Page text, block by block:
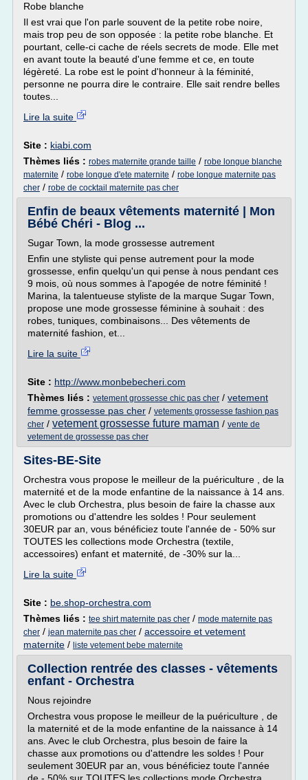
Robe blanche
Il est vrai que l'on parle souvent de la petite robe noire,
mais trop peu de son opposée : la petite robe blanche. Et
pourtant, celle-ci cache de réels secrets de mode. Elle met
en avant toute la beauté d'une femme et ce, en toute
légèreté. La robe est le point d'honneur à la féminité,
personne ne pourra dire le contraire. Elle sait rendre belles
toutes...
Lire la suite
Site : kiabi.com
Thèmes liés : robes maternite grande taille / robe longue blanche
maternite / robe longue d'ete maternite / robe longue maternite pas
cher / robe de cocktail maternite pas cher
Enfin de beaux vêtements maternité | Mon
Bébé Chéri - Blog ...
Sugar Town, la mode grossesse autrement
Enfin une styliste qui pense autrement pour la mode
grossesse, enfin quelqu'un qui pense à nous pendant ces
9 mois, où nous sommes à l'apogée de notre féminité !
Marina, la talentueuse styliste de la marque Sugar Town,
propose une mode grossesse féminine à souhait : des
robes, tuniques, combinaisons... Des vêtements de
maternité fashion, et...
Lire la suite
Site : http://www.monbebecheri.com
Thèmes liés : vetement grossesse chic pas cher / vetement
femme grossesse pas cher / vetements grossesse fashion pas
cher / vetement grossesse future maman / vente de
vetement de grossesse pas cher
Sites-BE-Site
Orchestra vous propose le meilleur de la puériculture , de la
maternité et de la mode enfantine de la naissance à 14 ans.
Avec le club Orchestra, plus besoin de faire la chasse aux
promotions ou d'attendre les soldes ! Pour seulement
30EUR par an, vous bénéficiez toute l'année de - 50% sur
TOUTES les collections mode Orchestra (textile,
accessoires) enfant et maternité, de -30% sur la...
Lire la suite
Site : be.shop-orchestra.com
Thèmes liés : tee shirt maternite pas cher / mode maternite pas
cher / jean maternite pas cher / accessoire et vetement
maternite / liste vetement bebe maternite
Collection rentrée des classes - vêtements
enfant - Orchestra
Nous rejoindre
Orchestra vous propose le meilleur de la puériculture , de
la maternité et de la mode enfantine de la naissance à 14
ans. Avec le club Orchestra, plus besoin de faire la
chasse aux promotions ou d'attendre les soldes ! Pour
seulement 30EUR par an, vous bénéficiez toute l'année